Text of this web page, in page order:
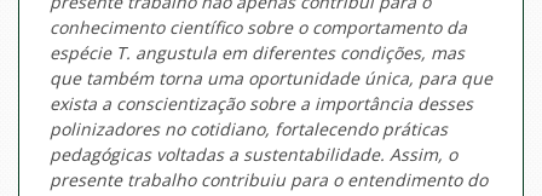
conhecimento científico sobre o comportamento da
espécie T. angustula em diferentes condições, mas
que também torna uma oportunidade única, para que
exista a conscientização sobre a importância desses
polinizadores no cotidiano, fortalecendo práticas
pedagógicas voltadas a sustentabilidade. Assim, o
presente trabalho contribuiu para o entendimento do